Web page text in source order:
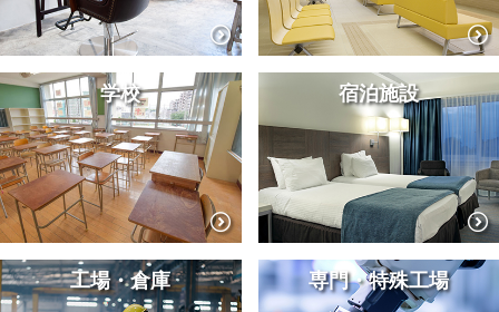
学校 宿泊施設
工場・倉庫 専門・特殊工場